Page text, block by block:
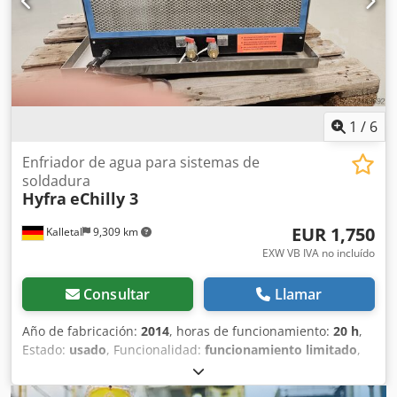
R407c (10,51 kg) Consumo máximo de corriente: 42,03 A
Nivel de presión sonora a 10 metros: 51,3 dB(A) Dsdpozh
Dgusfx Ackeck Dimensiones: 1300x1160x1535 mm (alto x
ancho x profundidad) Peso: 380 kg
1 / 6
Kalletal 9,309 km
Enfriador de agua para sistemas de
soldadura
Hyfra eChilly 3
EUR 1,750
EXW VB IVA no incluído
Consultar Llamar
Año de fabricación: 2014, horas de funcionamiento: 20 h,
Estado: usado, Funcionalidad: funcionamiento limitado,
número de máquina/vehículo:
agua Hyfra eChilly 2: equipo de refrigeración industrial